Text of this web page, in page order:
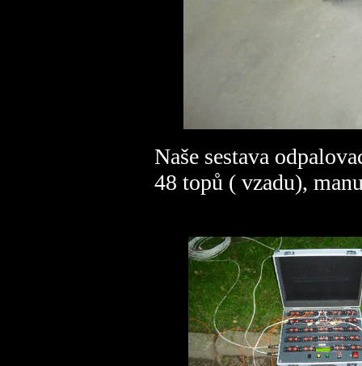
Naše sestava
48 topů ( vzadu),